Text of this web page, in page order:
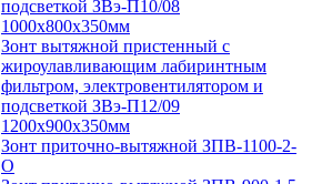
подсветкой ЗВэ-П10/08
1000х800х350мм
Зонт вытяжной пристенный с
жироулавливающим лабиринтным
фильтром, электровентилятором и
подсветкой ЗВэ-П12/09
1200х900х350мм
Зонт приточно-вытяжной ЗПВ-1100-2-
О